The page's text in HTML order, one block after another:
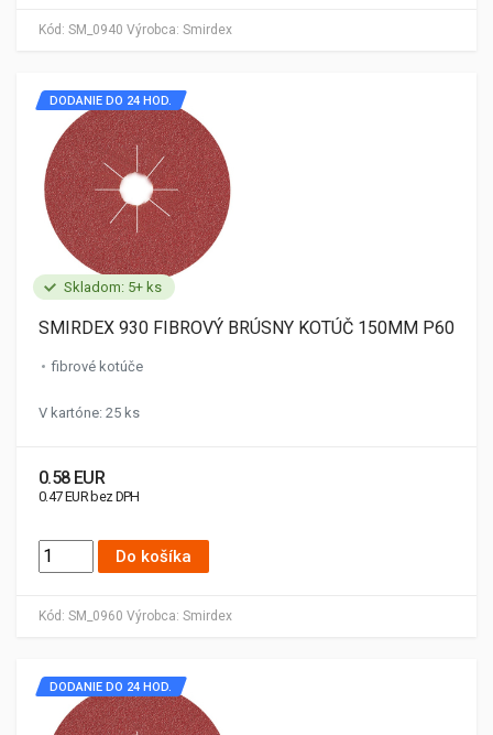
Kód: SM_0940 Výrobca: Smirdex
Skladom: 5+ ks
Kód: SM_0960 Výrobca: Smirdex
DODANIE DO 24 HOD.
SMIRDEX 930 FIBROVÝ BRÚSNY KOTÚČ 150MM P60
fibrové kotúče
V kartóne: 25 ks
0.58 EUR
0.47 EUR bez DPH
Do košíka
DODANIE DO 24 HOD.